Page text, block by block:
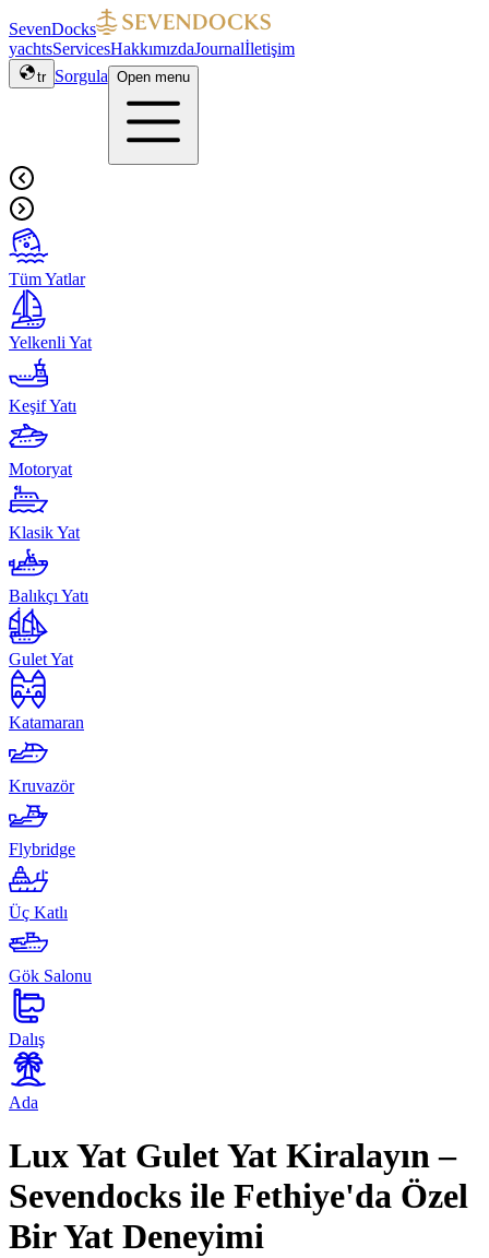
SevenDocks
yachtsServicesHakkımızdaJournalİletişim
tr Sorgula Open menu
Tüm Yatlar
Yelkenli Yat
Keşif Yatı
Motoryat
Klasik Yat
Balıkçı Yatı
Gulet Yat
Katamaran
Kruvazör
Flybridge
Üç Katlı
Gök Salonu
Dalış
Ada
Lux Yat Gulet Yat Kiralayın –
Sevendocks ile Fethiye'da Özel
Bir Yat Deneyimi